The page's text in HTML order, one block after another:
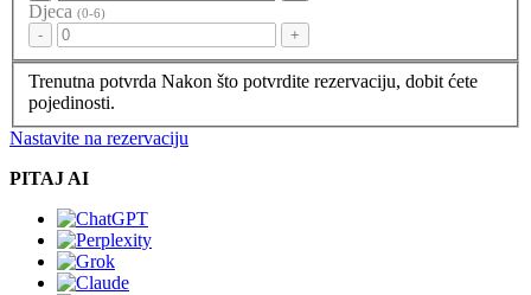
Djeca (0-6)
- +
Trenutna potvrda Nakon što potvrdite rezervaciju, dobit ćete
pojedinosti.
Nastavite na rezervaciju
PITAJ AI